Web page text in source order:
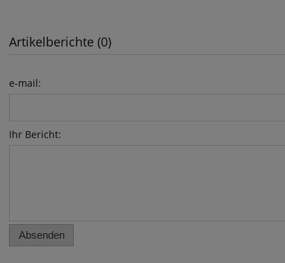
Artikelberichte (0)
e-mail:
Ihr Bericht:
Absenden